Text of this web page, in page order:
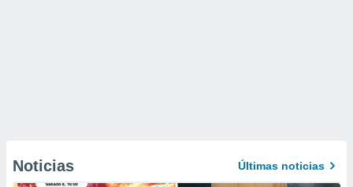
Noticias Últimas noticias